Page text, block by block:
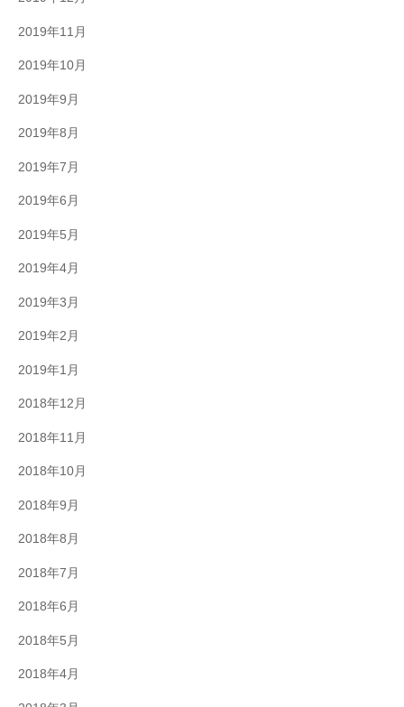
2019年11月
2019年10月
2019年9月
2019年8月
2019年7月
2019年6月
2019年5月
2019年4月
2019年3月
2019年2月
2019年1月
2018年12月
2018年11月
2018年10月
2018年9月
2018年8月
2018年7月
2018年6月
2018年5月
2018年4月